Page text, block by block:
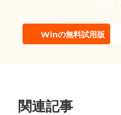
Winの無料試用版
関連記事